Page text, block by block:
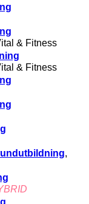
& Fitness
& Fitness
,